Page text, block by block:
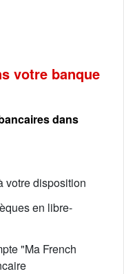
votre banque
dans
votre disposition
en libre-
"Ma French